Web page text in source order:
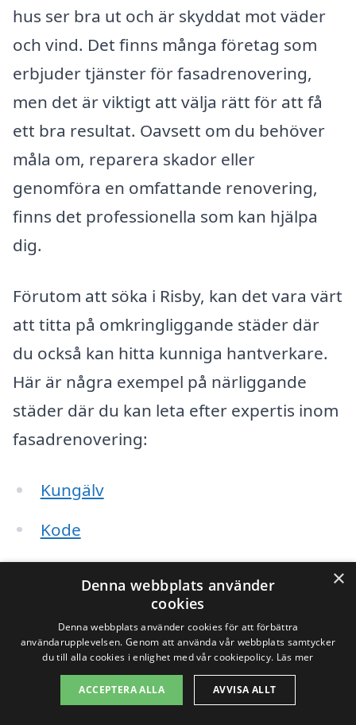
hus ser bra ut och är skyddat mot väder
och vind. Det finns många företag som
erbjuder tjänster för fasadrenovering,
men det är viktigt att välja rätt för att få
ett bra resultat. Oavsett om du behöver
måla om, reparera skador eller
genomföra en omfattande renovering,
finns det professionella som kan hjälpa
dig.
Förutom att söka i Risby, kan det vara värt
att titta på omkringliggande städer där
du också kan hitta kunniga hantverkare.
Här är några exempel på närliggande
städer där du kan leta efter expertis inom
fasadrenovering:
Kungälv
Kode
Gothenburg
Torslanda
Marstrand
×
Denna webbplats använder
cookies
Denna webbplats använder cookies för att förbättra
användarupplevelsen. Genom att använda vår webbplats samtycker
du till alla cookies i enlighet med vår cookiepolicy. Läs mer
ACCEPTERA ALLA AVVISA ALLT